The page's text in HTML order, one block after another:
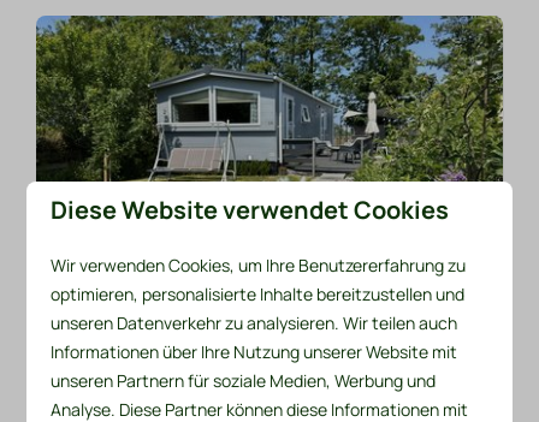
325 €
3 Nächte
2 Personen
Chalet 536
Niederlande, Nordholland, Sint Maarten
4
2
Nein
Diese Website verwendet Cookies
Wir verwenden Cookies, um Ihre Benutzererfahrung zu
optimieren, personalisierte Inhalte bereitzustellen und
unseren Datenverkehr zu analysieren. Wir teilen auch
Informationen über Ihre Nutzung unserer Website mit
unseren Partnern für soziale Medien, Werbung und
Analyse. Diese Partner können diese Informationen mit